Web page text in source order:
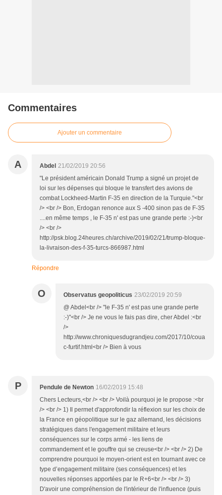
Commentaires
Ajouter un commentaire
A Abdel 21/02/2019 20:56
"Le président américain Donald Trump a signé un projet de
loi sur les dépenses qui bloque le transfert des avions de
combat Lockheed-Martin F-35 en direction de la Turquie."<br
/> <br /> Bon, Erdogan renonce aux S -400 sinon pas de F-35
....en même temps , le F-35 n' est pas une grande perte :-)<br
/> <br />
http://psk.blog.24heures.ch/archive/2019/02/21/trump-bloque-
la-livraison-des-f-35-turcs-866987.html
Répondre
O Observatus geopoliticus 23/02/2019 20:59
@ Abdel<br /> "le F-35 n' est pas une grande perte
:-)"<br /> Je ne vous le fais pas dire, cher Abdel :<br
/>
http://www.chroniquesdugrandjeu.com/2017/10/coua
c-furtif.html<br /> Bien à vous
P Pendule de Newton 16/02/2019 15:48
Chers Lecteurs,<br /> <br /> Voilà pourquoi je le propose :<br
/> <br /> 1) Il permet d'approfondir la réflexion sur les choix de
la France en géopolitique sur le gaz allemand, les décisions
stratégiques dans l'engagement militaire et leurs
conséquences sur le corps armé - les liens de
commandement et le gouffre qui se creuse<br /> <br /> 2) De
comprendre pourquoi le moyen-orient est en tournant avec ce
type d’engagement militaire (ses conséquences) et les
nouvelles réponses apportées par le R+6<br /> <br /> 3)
D'avoir une compréhension de l'intérieur de l'influence (puis